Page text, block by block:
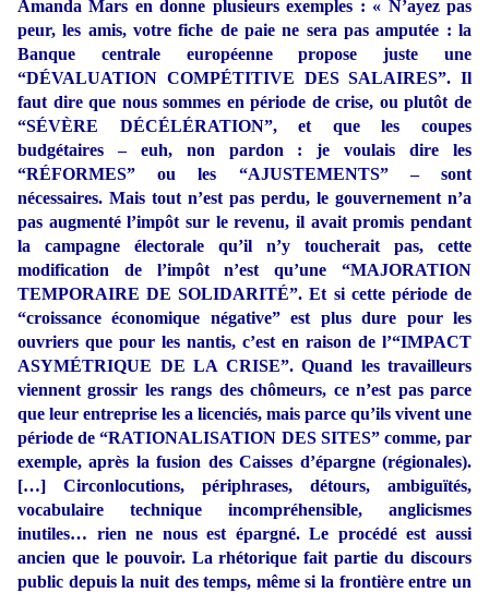
Amanda Mars en donne plusieurs exemples : « N’ayez pas
peur, les amis, votre fiche de paie ne sera pas amputée : la
Banque centrale européenne propose juste une
“DÉVALUATION COMPÉTITIVE DES SALAIRES”. Il
faut dire que nous sommes en période de crise, ou plutôt de
“SÉVÈRE DÉCÉLÉRATION”, et que les coupes
budgétaires – euh, non pardon : je voulais dire les
“RÉFORMES” ou les “AJUSTEMENTS” – sont
nécessaires. Mais tout n’est pas perdu, le gouvernement n’a
pas augmenté l’impôt sur le revenu, il avait promis pendant
la campagne électorale qu’il n’y toucherait pas, cette
modification de l’impôt n’est qu’une “MAJORATION
TEMPORAIRE DE SOLIDARITÉ”. Et si cette période de
“croissance économique négative” est plus dure pour les
ouvriers que pour les nantis, c’est en raison de l’“IMPACT
ASYMÉTRIQUE DE LA CRISE”. Quand les travailleurs
viennent grossir les rangs des chômeurs, ce n’est pas parce
que leur entreprise les a licenciés, mais parce qu’ils vivent une
période de “RATIONALISATION DES SITES” comme, par
exemple, après la fusion des Caisses d’épargne (régionales).
[…] Circonlocutions, périphrases, détours, ambiguïtés,
vocabulaire technique incompréhensible, anglicismes
inutiles… rien ne nous est épargné. Le procédé est aussi
ancien que le pouvoir. La rhétorique fait partie du discours
public depuis la nuit des temps, même si la frontière entre un